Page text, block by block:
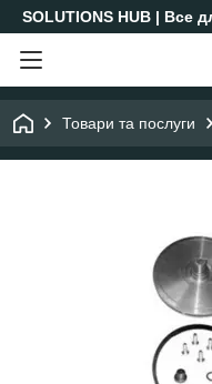
SOLUTIONS HUB | Все
Товари та послуги